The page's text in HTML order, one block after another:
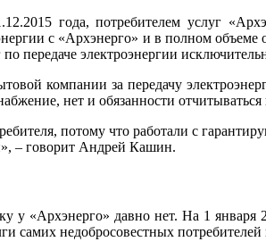
года, потребителем услуг
с «Архэнерго» и в полном объеме
передаче электроэнергии
компании за передачу
нет и обязанности
потому что работали с
– говорит Андрей Кашин.
«Архэнерго» давно нет. На 1
недобросовестных